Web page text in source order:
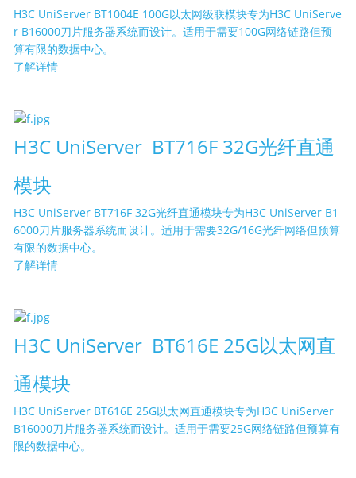
H3C UniServer BT1004E 100G以太网级联模块专为H3C UniServe
r B16000刀片服务器系统而设计。适用于需要100G网络链路但预
算有限的数据中心。
了解详情
H3C UniServer BT716F 32G光纤直通
模块
H3C UniServer BT716F 32G光纤直通模块专为H3C UniServer B1
6000刀片服务器系统而设计。适用于需要32G/16G光纤网络但预算
有限的数据中心。
了解详情
H3C UniServer BT616E 25G以太网直
通模块
H3C UniServer BT616E 25G以太网直通模块专为H3C UniServer
B16000刀片服务器系统而设计。适用于需要25G网络链路但预算有
限的数据中心。